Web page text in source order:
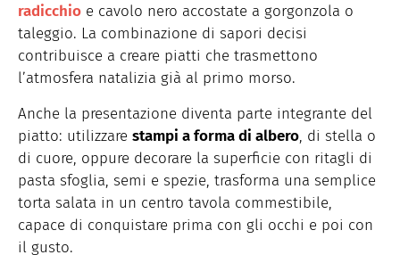
radicchio e cavolo nero accostate a gorgonzola o
taleggio. La combinazione di sapori decisi
contribuisce a creare piatti che trasmettono
l’atmosfera natalizia già al primo morso.
Anche la presentazione diventa parte integrante del
piatto: utilizzare stampi a forma di albero, di stella o
di cuore, oppure decorare la superficie con ritagli di
pasta sfoglia, semi e spezie, trasforma una semplice
torta salata in un centro tavola commestibile,
capace di conquistare prima con gli occhi e poi con
il gusto.